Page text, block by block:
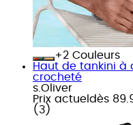
+
Couleurs
Haut de tankini à
crocheté
s.Oliver
Prix actuel dès
( 3 )